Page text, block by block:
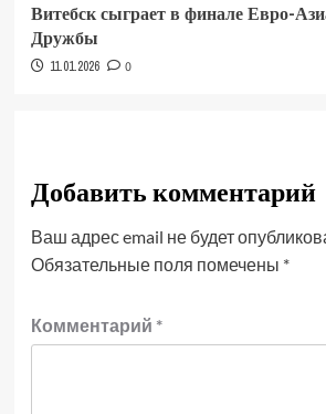
Витебск сыграет в финале Евро-
Дружбы
11.01.2026 0
Добавить комментарий
Ваш адрес email не будет
Обязательные поля помечены *
Комментарий *